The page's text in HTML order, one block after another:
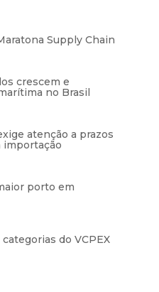
Supply Chain
crescem e
no Brasil
atenção a prazos
importação
porto em
do VCPEX